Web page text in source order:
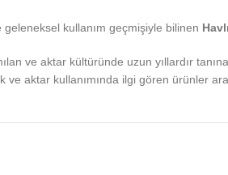
kullanım geçmişiyle bilinen
ve aktar kültüründe uzun yıllardır
aktar kullanımında ilgi gören ürünler